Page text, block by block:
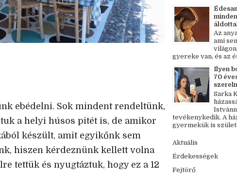
ebédelni. Sok mindent rendeltünk,
a helyi húsos pitét is, de amikor
készült, amit egyikőnk sem
hiszen kérdeznünk kellett volna
tettük és nyugtáztuk, hogy ez a 12
Az
ami
gyereke van, és az
Ilyen
70
Sarka
tevékenykedik. A
gyermekük is
Aktuális
Érdekességek
Fejtörő